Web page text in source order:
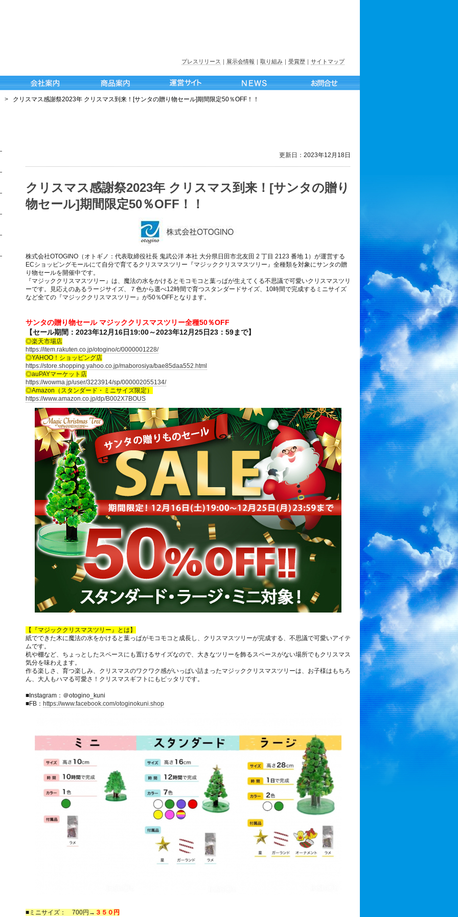
プレスリリース ｜ 展示会情報 ｜ 取り組み ｜ 受賞歴 ｜ サイトマップ
> クリスマス感謝祭2023年 クリスマス到来！[サンタの贈り物セール]期間限定50％OFF！！
更新日： 2023年12月18日
クリスマス感謝祭2023年 クリスマス到来！[サンタの贈り
物セール]期間限定50％OFF！！
株式会社OTOGINO（オトギノ：代表取締役社長 鬼武公洋 本社 大分県日田市北友田 2 丁目 2123 番地 1）が運営する
ECショッピングモールにて自分で育てるクリスマスツリー『マジッククリスマスツリー』全種類を対象にサンタの贈
り物セールを開催中です。
『マジッククリスマスツリー』は、魔法の水をかけるとモコモコと葉っぱが生えてくる不思議で可愛いクリスマスツリ
ーです。見応えのあるラージサイズ、７色から選べ12時間で育つスタンダードサイズ、10時間で完成するミニサイズ
など全ての『マジッククリスマスツリー』が50％OFFとなります。
サンタの贈り物セール マジッククリスマスツリー全種50％OFF
【セール期間：2023年12月16日19:00～2023年12月25日23：59まで】
◎楽天市場店
https://item.rakuten.co.jp/otogino/c/0000001228/
◎YAHOO！ショッピング店
https://store.shopping.yahoo.co.jp/maborosiya/bae85daa552.html
◎auPAYマーケット店
https://wowma.jp/user/3223914/sp/000002055134/
◎Amazon（スタンダード・ミニサイズ限定）
https://www.amazon.co.jp/dp/B002X7BOUS
【『マジッククリスマスツリー』とは】
紙でできた木に魔法の水をかけると葉っぱがモコモコと成長し、クリスマスツリーが完成する、不思議で可愛いアイテ
ムです。
机や棚など、ちょっとしたスペースにも置けるサイズなので、大きなツリーを飾るスペースがない場所でもクリスマス
気分を味わえます。
作る楽しさ、育つ楽しみ、クリスマスのワクワク感がいっぱい詰まったマジッククリスマスツリーは、お子様はもちろ
ん、大人もハマる可愛さ！クリスマスギフトにもピッタリです。
■Instagram：＠otogino_kuni
■FB： https://www.facebook.com/otoginokuni.shop
■ミニサイズ： 700円→ ３５０円